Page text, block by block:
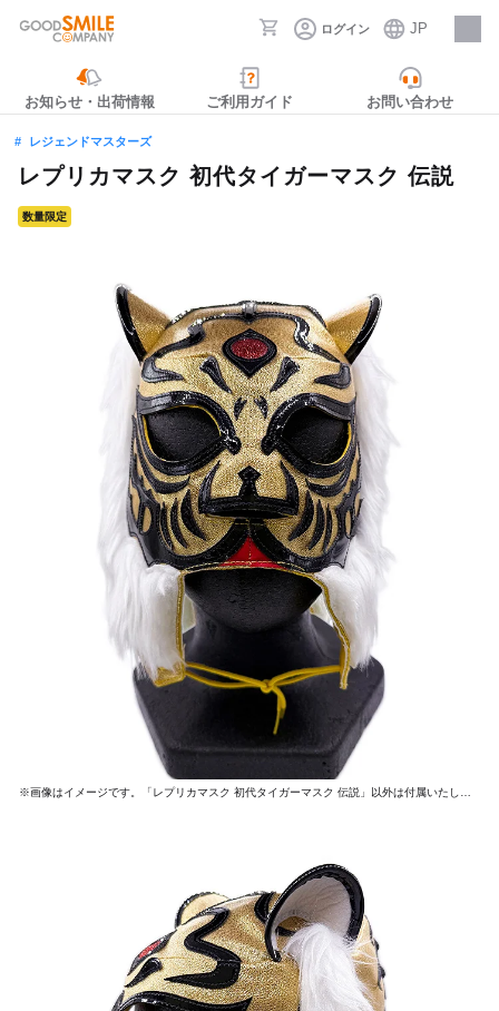
ログイン JP
採用情報
お知らせ・出荷情報 ご利用ガイド お問い合わせ
レジェンドマスターズ
レプリカマスク 初代タイガーマスク 伝説
数量限定